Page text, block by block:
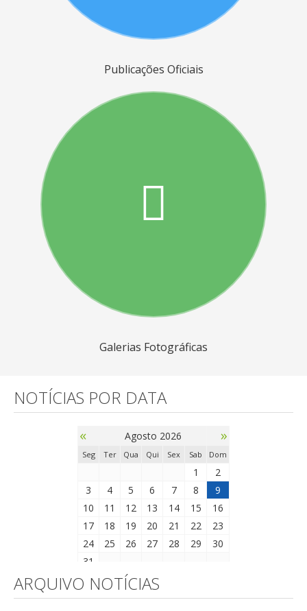
Publicações Oficiais
Galerias Fotográficas
NOTÍCIAS POR DATA
« Agosto 2026 »
Seg Ter Qua Qui Sex Sab Dom
1
2
3
4 5 6 7 8
9
10
11 12 13 14 15
16
17
18 19 20 21 22
23
24
25 26 27 28 29
30
31
ARQUIVO NOTÍCIAS